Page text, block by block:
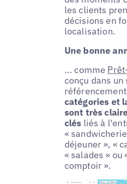
les clients
décisions en
localisation.
Une bonne
... comme
conçu dans un
catégories et
sont très
clés liés à
«
déjeuner », «
« salades » ou
comptoir ».